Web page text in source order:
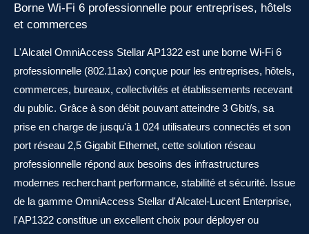
Borne Wi-Fi 6 professionnelle pour entreprises, hôtels
et commerces
L'Alcatel OmniAccess Stellar AP1322 est une borne Wi-Fi 6
professionnelle (802.11ax) conçue pour les entreprises, hôtels,
commerces, bureaux, collectivités et établissements recevant
du public. Grâce à son débit pouvant atteindre 3 Gbit/s, sa
prise en charge de jusqu'à 1 024 utilisateurs connectés et son
port réseau 2,5 Gigabit Ethernet, cette solution réseau
professionnelle répond aux besoins des infrastructures
modernes recherchant performance, stabilité et sécurité. Issue
de la gamme OmniAccess Stellar d'Alcatel-Lucent Enterprise,
l'AP1322 constitue un excellent choix pour déployer ou